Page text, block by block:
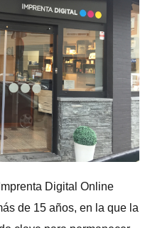
Digital Online
de 15 años, en la que la